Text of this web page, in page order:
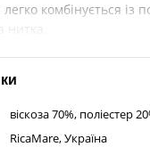
легко комбінується
нитка.
віскоза 70%, поліестер
RicaMare, Україна